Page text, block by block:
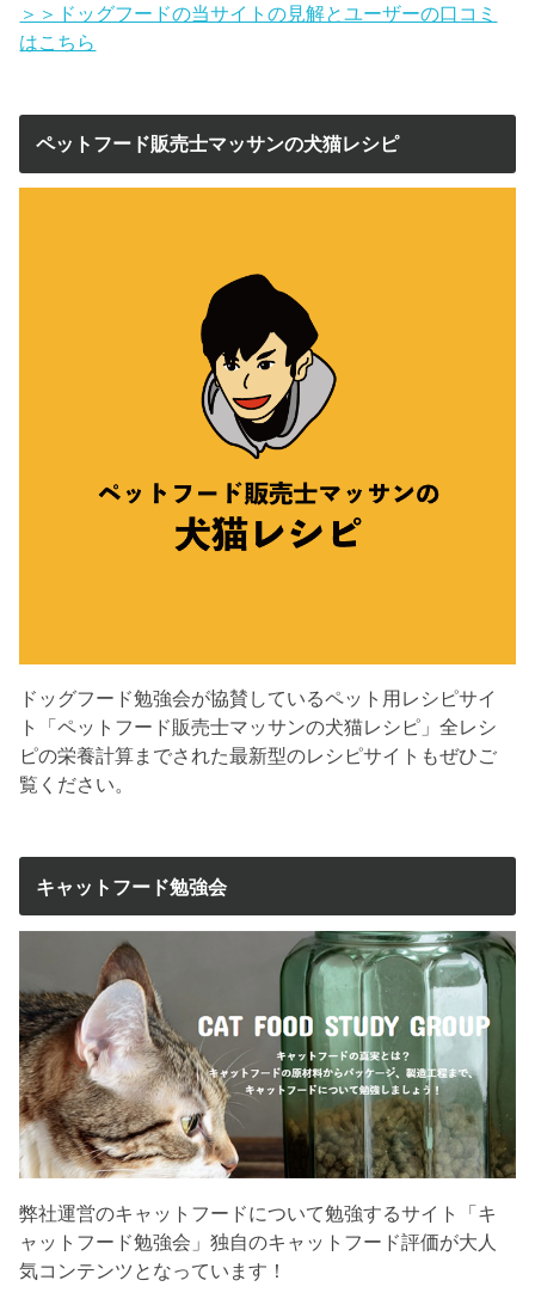
＞＞ドッグフードの当サイトの見解とユーザーの口コミ
はこちら
ペットフード販売士マッサンの犬猫レシピ
ドッグフード勉強会が協賛しているペット用レシピサイ
ト「ペットフード販売士マッサンの犬猫レシピ」全レシ
ピの栄養計算までされた最新型のレシピサイトもぜひご
覧ください。
キャットフード勉強会
弊社運営のキャットフードについて勉強するサイト「キ
ャットフード勉強会」独自のキャットフード評価が大人
気コンテンツとなっています！